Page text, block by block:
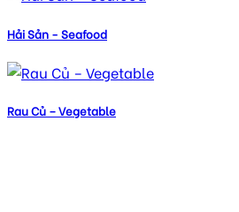
Hải Sản - Seafood
Rau Củ – Vegetable